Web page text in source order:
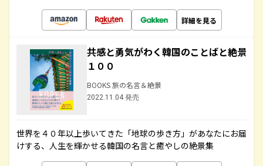
詳細を見る
共感と勇気がわく韓国のことばと絶景
１００
BOOKS 旅の名言＆絶景
2022.11.04 発売
世界を４０年以上歩いてきた「地球の歩き方」があなたにお届
けする、人生を輝かせる韓国の名言と癒やしの絶景集